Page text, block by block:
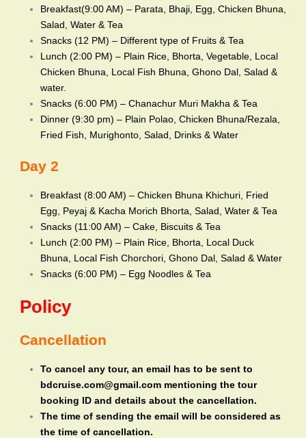
Breakfast(9:00 AM) – Parata, Bhaji, Egg, Chicken Bhuna,
Salad, Water & Tea
Snacks (12 PM) – Different type of Fruits & Tea
Lunch (2:00 PM) – Plain Rice, Bhorta, Vegetable, Local
Chicken Bhuna, Local Fish Bhuna, Ghono Dal, Salad &
water.
Snacks (6:00 PM) – Chanachur Muri Makha & Tea
Dinner (9:30 pm) – Plain Polao, Chicken Bhuna/Rezala,
Fried Fish, Murighonto, Salad, Drinks & Water
Day 2
Breakfast (8:00 AM) – Chicken Bhuna Khichuri, Fried
Egg, Peyaj & Kacha Morich Bhorta, Salad, Water & Tea
Snacks (11:00 AM) – Cake, Biscuits & Tea
Lunch (2:00 PM) – Plain Rice, Bhorta, Local Duck
Bhuna, Local Fish Chorchori, Ghono Dal, Salad & Water
Snacks (6:00 PM) – Egg Noodles & Tea
Policy
Cancellation
To cancel any tour, an email has to be sent to
bdcruise.com@gmail.com mentioning the tour
booking ID and details about the cancellation.
The time of sending the email will be considered as
the time of cancellation.